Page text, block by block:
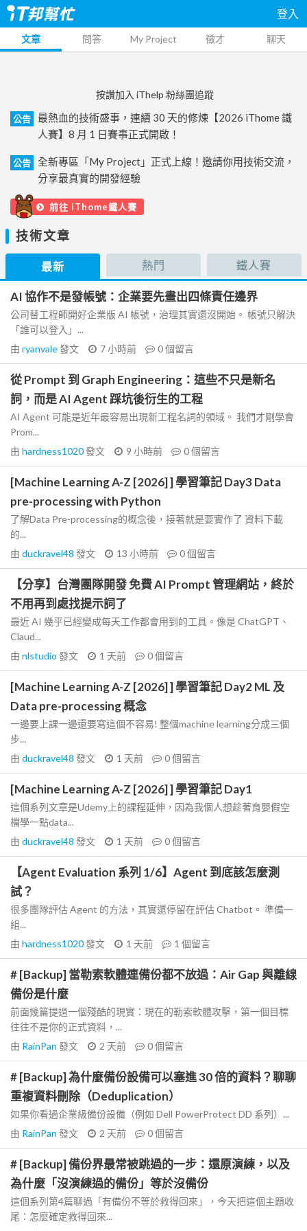
登入
文章 問答 My Project 徵才 聊天
按讚加入 iThelp 粉絲團追蹤
公告
最熱血的技術盛事，連續 30 天的修煉【2026 iThome 鐵
人賽】8 月 1 日賽事正式開啟！
公告
全新專區「My Project」正式上線！邀請你用技術交流，
分享最真實的開發經驗
前往 iThome鐵人賽
技術文章
最新 熱門 鐵人賽
AI 協作不是發帳號：企業要先畫出四條責任邊界
公司替工程師開好企業版 AI 帳號，治理其實還沒開始。 帳號只解決
「誰可以登入」...
由 ryanvale發文 7 小時前 0個留言
從 Prompt 到 Graph Engineering：這些不只是新名
詞，而是 AI Agent 踩坑後衍生的工程
AI Agent 可能是近年最容易出現新工程名詞的領域。 我們才剛學會
Prom...
由 hardness1020發文 9 小時前 0個留言
[Machine Learning A-Z [2026] ] 學習筆記 Day3 Data
pre-processing with Python
了解Data Pre-processing的概念後，接著就是要實作了 資料下載
的...
由 duckravel48 發文 13 小時前 0個留言
【分享】台灣團隊開發 免費 AI Prompt 管理網站，終於
不用再到處找提示詞了
最近 AI 幾乎已經變成每天工作都會用到的工具。像是 ChatGPT、
Claud...
由 nlstudio 發文 1 天前 0個留言
[Machine Learning A-Z [2026] ] 學習筆記 Day2 ML 及
Data pre-processing 概念
一邊要上課一邊還要寫這個不容易! 整個machine learning分成三個
步...
由 duckravel48 發文 1 天前 0個留言
[Machine Learning A-Z [2026] ] 學習筆記 Day1
這個系列文章是Udemy上的課程延伸，因為我個人想趁著育嬰假空
檔學一點data...
由 duckravel48 發文 1 天前 0個留言
【Agent Evaluation 系列 1/6】Agent 到底該怎麼測
試？
很多團隊評估 Agent 的方法，其實還停留在評估 Chatbot。 準備一
組...
由 hardness1020發文 1 天前 1 個留言
# [Backup] 當勒索軟體連備份都不放過：Air Gap 與離線
備份是什麼
前面幾篇提過一個殘酷的現實：現在的勒索軟體攻擊，第一個目標
往往不是你的正式資料，...
由 RainPan 發文 2 天前 0個留言
# [Backup] 為什麼備份設備可以塞進 30 倍的資料？聊聊
重複資料刪除（Deduplication）
如果你看過企業級備份設備（例如 Dell PowerProtect DD 系列）...
由 RainPan 發文 2 天前 0個留言
# [Backup] 備份界最常被跳過的一步：還原演練，以及
為什麼「沒演練過的備份」等於沒備份
這個系列第4篇聊過「有備份不等於救得回來」，今天把這個主題收
尾：怎麼確定救得回來...